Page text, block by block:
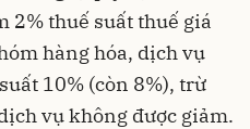
2% thuế suất thuế giá
hàng hóa, dịch vụ
10% (còn 8%), trừ
vụ không được giảm.